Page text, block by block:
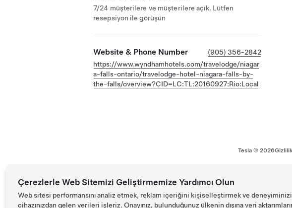
7/24 müşterilere ve müşterilere açık. Lütfen
resepsiyon ile görüşün
Website & Phone Number
(905) 356-2842
https://www.wyndhamhotels.com/travelodge/niagar
a-falls-ontario/travelodge-hotel-niagara-falls-by-
the-falls/overview?CID=LC:TL:20160927:Rio:Local
Tesla © 2026
Çerezlerle Web Sitemizi Geliştirmemize Yardımcı Olun
Web sitesi performansını analiz etmek, reklam içeriğini kişiselleştirmek ve
cihazınızdan gelen verileri işleriz. Onayınız, bulunduğunuz ülkenin dışına veri